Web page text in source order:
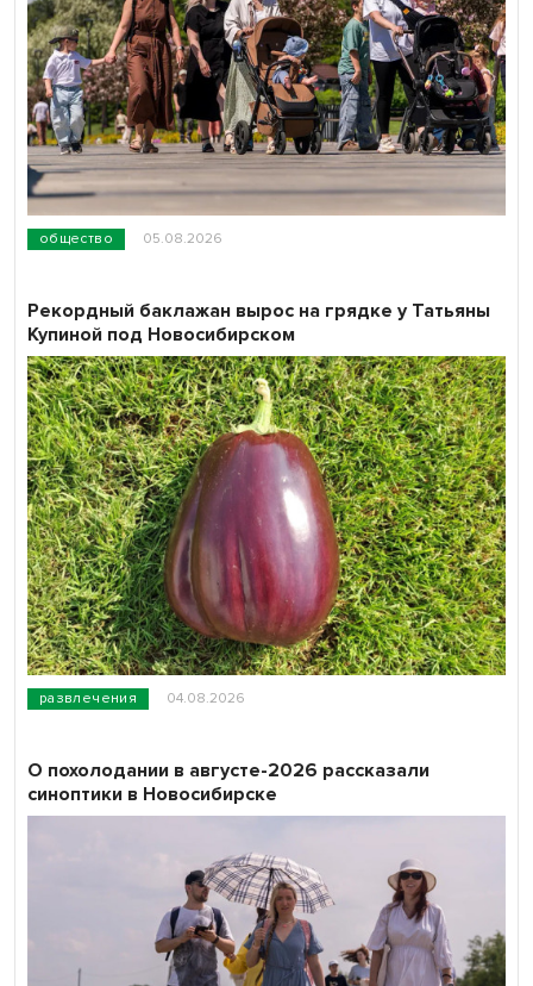
общество 05.08.2026
развлечения 04.08.2026
Рекордный баклажан вырос на грядке у Татьяны
Купиной под Новосибирском
О похолодании в августе-2026 рассказали
синоптики в Новосибирске